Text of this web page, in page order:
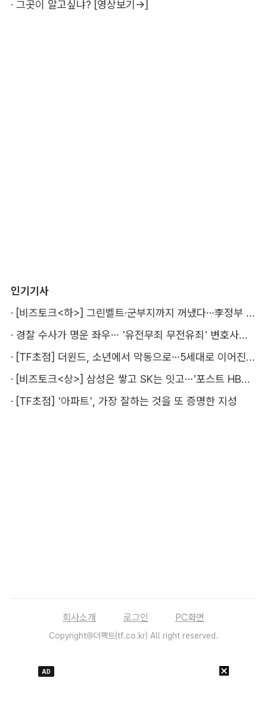
· 그곳이 알고싶냐? [영상보기→]
인기기사
·
[비즈토크<하>] 그린벨트·군부지까지 꺼냈다…李정부 '공급 속도전' 통할까
·
경찰 수사가 명운 좌우… '유전무죄 무전유죄' 변호사비 부담 우려
·
[TF초점] 더윈드, 소년에서 악동으로…5세대로 이어진 지코·박경
·
[비즈토크<상>] 삼성은 쌓고 SK는 잇고…'포스트 HBM' 주도권 누가 잡을까
· [TF초점] '아파트', 가장 잘하는 것을 또 증명한 지성
회사소개 로그인 PC화면
Copyright@더팩트(tf.co.kr) All right reserved.
AD